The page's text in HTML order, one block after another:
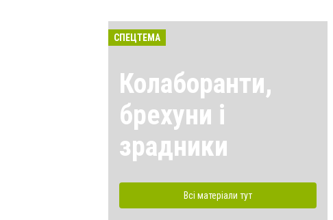
СПЕЦТЕМА
Колаборанти,
брехуни і
зрадники
Всі матеріали тут